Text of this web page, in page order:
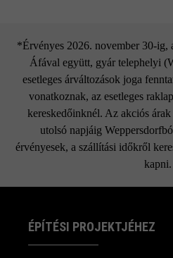
*Érvényes 2026. november 30-ig,
Áfával együtt, gyár telephelyi
esetleges árváltozások joga
vonatkoznak, az esetleges
kereskedőinknél. Az akciós
utolsó napjáig
érvényesek, a szállítási időkről
kapni.
ÉPÍTÉSI PROJEKTJÉHEZ